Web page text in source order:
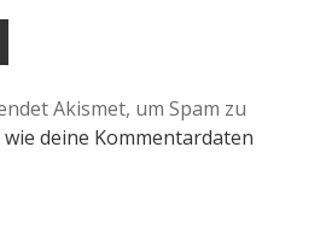
Akismet, um Spam zu
deine Kommentardaten